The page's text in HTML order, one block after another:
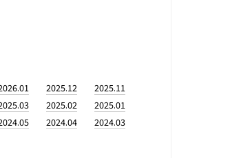
2025.12
2025.11
2025.02
2025.01
2024.04
2024.03